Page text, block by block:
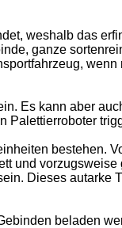
weshalb das
ganze
Es kann aber
Palettierroboter
bestehen.
und
Dieses autarke
beladen